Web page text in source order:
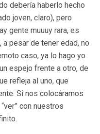
debería haberlo hecho
joven, claro), pero
gente muuuy rara, es
pesar de tener edad, no
caso, ya lo hago yo
espejo frente a otro, de
refleja al uno, que
Si nos colocáramos
con nuestros